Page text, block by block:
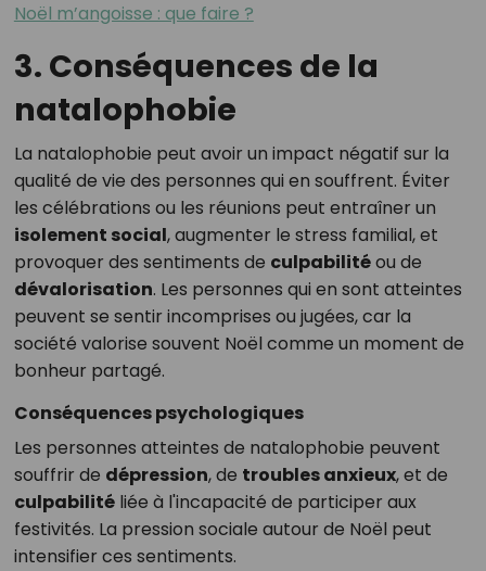
Noël m’angoisse : que faire ?
3. Conséquences de la
natalophobie
La natalophobie peut avoir un impact négatif sur la
qualité de vie des personnes qui en souffrent. Éviter
les célébrations ou les réunions peut entraîner un
isolement social, augmenter le stress familial, et
provoquer des sentiments de culpabilitéou de
dévalorisation. Les personnes qui en sont atteintes
peuvent se sentir incomprises ou jugées, car la
société valorise souvent Noël comme un moment de
bonheur partagé.
Conséquences psychologiques
Les personnes atteintes de natalophobie peuvent
souffrir de dépression, de troubles anxieux, et de
culpabilitéliée à l'incapacité de participer aux
festivités. La pression sociale autour de Noël peut
intensifier ces sentiments.